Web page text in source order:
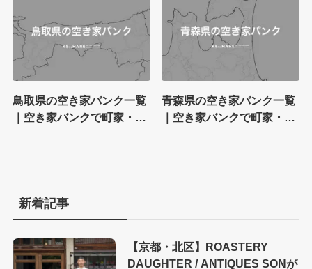
鳥取県の空き家バンク一覧
｜空き家バンクで町家・古
青森県の空き家バンク一覧
｜空き家バンクで町家・古
新着記事
【京都・北区】ROASTERY
DAUGHTER / ANTIQUES SONが